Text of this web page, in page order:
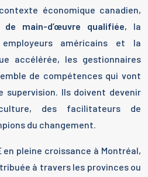
économique canadien,
de main-d’œuvre qualifiée, la
américains et la
accélérée, les gestionnaires
de compétences qui vont
supervision. Ils doivent devenir
des facilitateurs de
du changement.
en pleine croissance à Montréal,
à travers les provinces ou